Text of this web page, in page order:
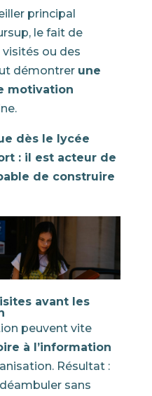
principal
le fait de
ou des
démontrer une
motivation
dès le lycée
: il est acteur de
de construire
avant les
peuvent vite
à l’information
Résultat :
sans